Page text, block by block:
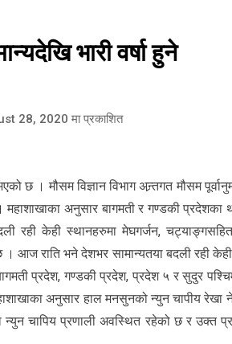
भारी वर्षा हुने
28, 2020 मा प्रकाशित
छ । मौसम विज्ञान विभाग अन्र्तगत मौसम
। महाशाखाका अनुसार बागमती र गण्डकी
रही केही स्थानहरुमा मेघगर्जन,
। आज राति भने देशभर सामान्यतया बदली रही
प्रदेश, गण्डकी प्रदेश, प्रदेश ५ र सुदुर
अनुसार हाल मनसुनको न्युन चापीय रेखा
चापिय प्रणाली अवस्थित रहेको छ र उक्त